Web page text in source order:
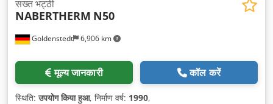
Goldenstedt 6,906 km
सख्त भट्ठी
NABERTHERM N50
मूल्य जानकारी कॉल करें
स्थिति:उपयोग किया हुआ, निर्माण वर्ष: 1990,